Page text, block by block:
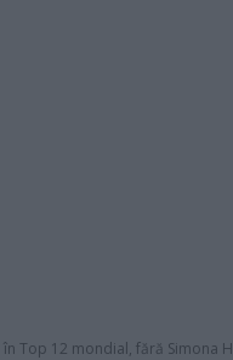
Top 12 mondial, fără Simona